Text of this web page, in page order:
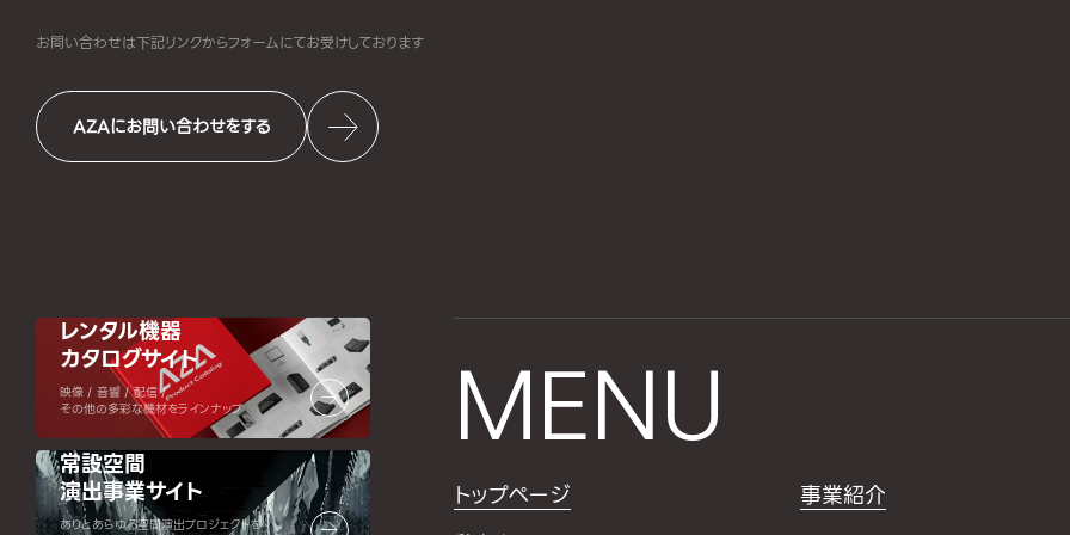
お問い合わせは下記リンクからフォームにてお受けしております
AZAにお問い合わせをする
レンタル機器
カタログサイト
映像 / 音響 / 配信 /
その他の多彩な機材をラインナップ
常設空間
演出事業サイト
ありとあらゆる空間演出プロジェクトを
MENU
トップページ
事業紹介